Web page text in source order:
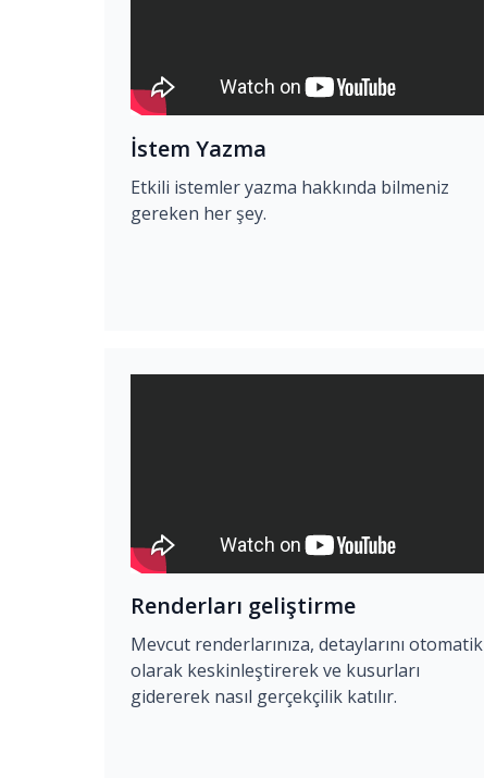
İstem Yazma
Etkili istemler yazma hakkında bilmeniz
gereken her şey.
Renderları geliştirme
Mevcut renderlarınıza, detaylarını otomatik
olarak keskinleştirerek ve kusurları
gidererek nasıl gerçekçilik katılır.